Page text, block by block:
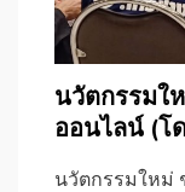
นวัตกรรมใ
ออนไลน์ (โ
นวัตกรรมใหม่